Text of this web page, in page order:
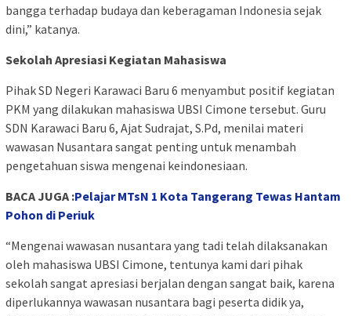
bangga terhadap budaya dan keberagaman Indonesia sejak
dini,” katanya.
Sekolah Apresiasi Kegiatan Mahasiswa
Pihak SD Negeri Karawaci Baru 6 menyambut positif kegiatan
PKM yang dilakukan mahasiswa UBSI Cimone tersebut. Guru
SDN Karawaci Baru 6, Ajat Sudrajat, S.Pd, menilai materi
wawasan Nusantara sangat penting untuk menambah
pengetahuan siswa mengenai keindonesiaan.
BACA JUGA :Pelajar MTsN 1 Kota Tangerang Tewas Hantam
Pohon di Periuk
“Mengenai wawasan nusantara yang tadi telah dilaksanakan
oleh mahasiswa UBSI Cimone, tentunya kami dari pihak
sekolah sangat apresiasi berjalan dengan sangat baik, karena
diperlukannya wawasan nusantara bagi peserta didik ya,